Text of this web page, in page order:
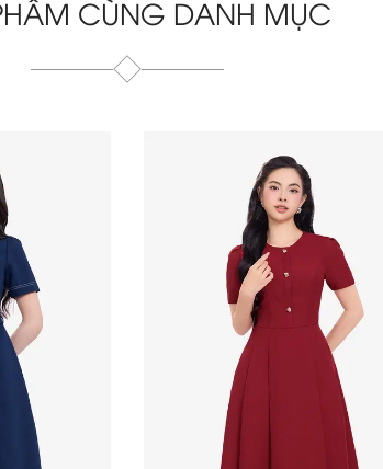
CÙNG DANH MỤC